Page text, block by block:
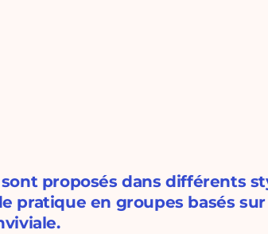
proposés dans différents
pratique en groupes basés